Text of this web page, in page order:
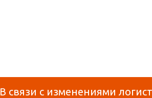
В связи с изменениями